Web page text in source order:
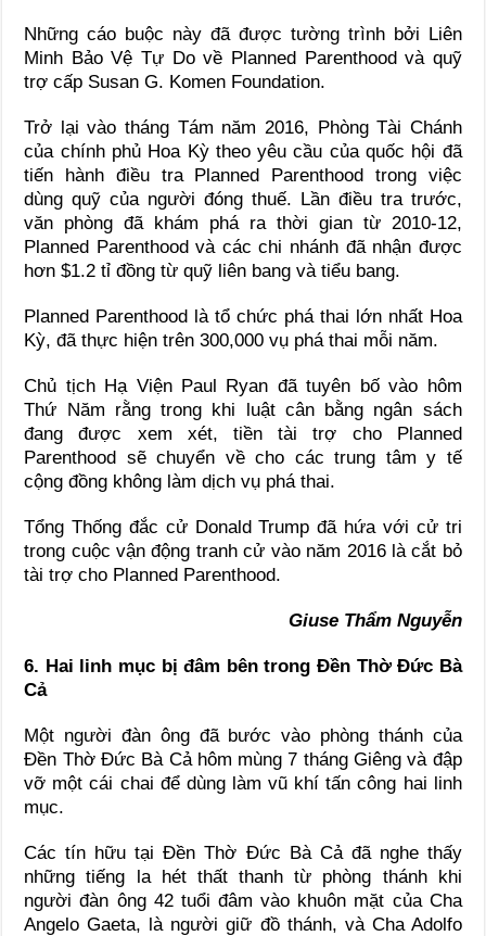
Những cáo buộc này đã được tường trình bởi Liên
Minh Bảo Vệ Tự Do về Planned Parenthood và quỹ
trợ cấp Susan G. Komen Foundation.
Trở lại vào tháng Tám năm 2016, Phòng Tài Chánh
của chính phủ Hoa Kỳ theo yêu cầu của quốc hội đã
tiến hành điều tra Planned Parenthood trong việc
dùng quỹ của người đóng thuế. Lần điều tra trước,
văn phòng đã khám phá ra thời gian từ 2010-12,
Planned Parenthood và các chi nhánh đã nhận được
hơn $1.2 tỉ đồng từ quỹ liên bang và tiểu bang.
Planned Parenthood là tổ chức phá thai lớn nhất Hoa
Kỳ, đã thực hiện trên 300,000 vụ phá thai mỗi năm.
Chủ tịch Hạ Viện Paul Ryan đã tuyên bố vào hôm
Thứ Năm rằng trong khi luật cân bằng ngân sách
đang được xem xét, tiền tài trợ cho Planned
Parenthood sẽ chuyển về cho các trung tâm y tế
cộng đồng không làm dịch vụ phá thai.
Tổng Thống đắc cử Donald Trump đã hứa với cử tri
trong cuộc vận động tranh cử vào năm 2016 là cắt bỏ
tài trợ cho Planned Parenthood.
Giuse Thẩm Nguyễn
6. Hai linh mục bị đâm bên trong Đền Thờ Đức Bà
Cả
Một người đàn ông đã bước vào phòng thánh của
Đền Thờ Đức Bà Cả hôm mùng 7 tháng Giêng và đập
vỡ một cái chai để dùng làm vũ khí tấn công hai linh
mục.
Các tín hữu tại Đền Thờ Đức Bà Cả đã nghe thấy
những tiếng la hét thất thanh từ phòng thánh khi
người đàn ông 42 tuổi đâm vào khuôn mặt của Cha
Angelo Gaeta, là người giữ đồ thánh, và Cha Adolfo